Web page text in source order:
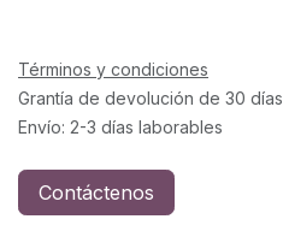
Términos y condiciones
Grantía de devolución de 30 días
Envío: 2-3 días laborables
Contáctenos